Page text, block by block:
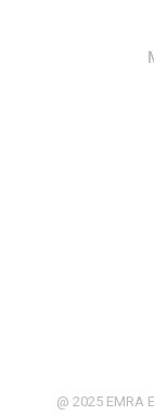
@ 2025 EMRA